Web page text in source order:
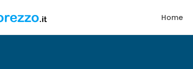
Home